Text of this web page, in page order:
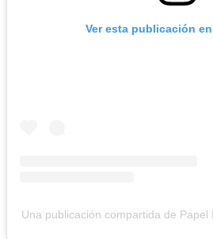
Ver esta publicación
Una publicación compartida de